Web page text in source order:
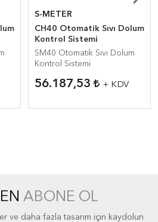
S-METER
CH40 Otomatik Sıvı Dolum
Kontrol Sistemi
SM40 Otomatik Sıvı Dolum
Kontrol Sistemi
56.187,53 + KDV
ABONE OL
ve daha fazla tasarım için kaydolun